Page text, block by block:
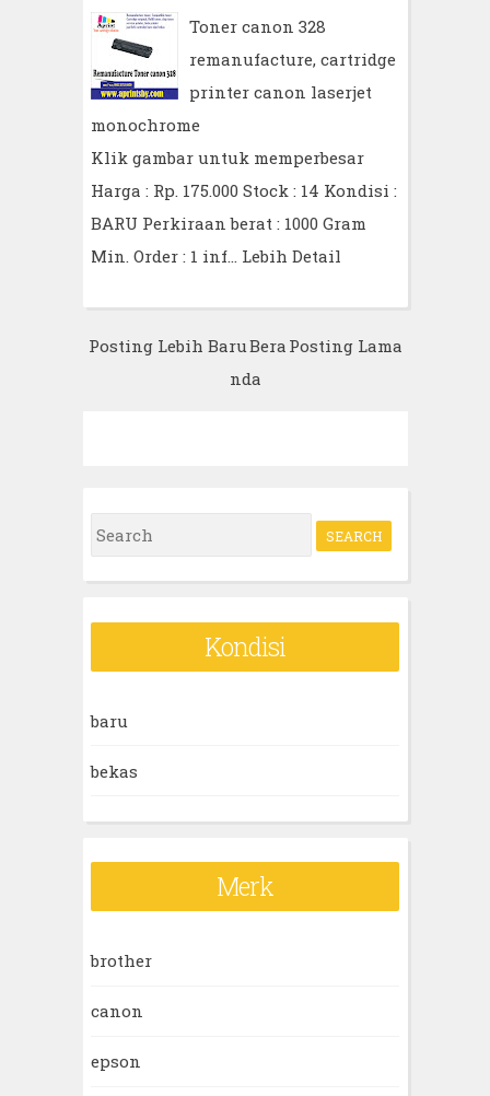
Toner canon 328
remanufacture, cartridge
printer canon laserjet
monochrome
Klik gambar untuk memperbesar
Harga : Rp. 175.000 Stock : 14 Kondisi :
BARU Perkiraan berat : 1000 Gram
Min. Order : 1 inf…
Lebih Detail
Posting Lebih Baru Posting Lama
Bera
nda
S
e
r
f
:
Kondisi
baru
bekas
Merk
brother
canon
epson